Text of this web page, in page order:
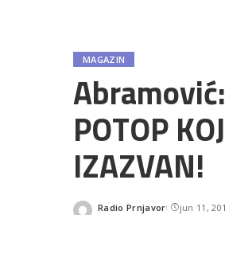
MAGAZIN
Abramović:
POTOP
IZAZVAN!
Posted
Radio Prnjavor jun 11,